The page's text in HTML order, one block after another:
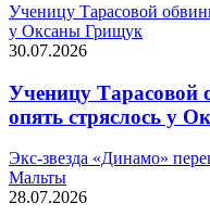
Ученицу Тарасовой
у Оксаны Грищук
30.07.2026
Ученицу Тарасовой
опять стряслось у
Экс-звезда «Динамо»
Мальты
28.07.2026